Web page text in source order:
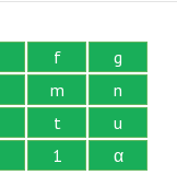
f
g
m
n
t
u
1
α